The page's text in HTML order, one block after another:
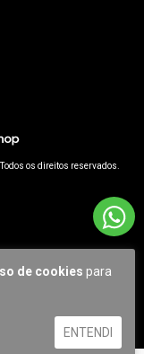
de cookies para
ENTENDI
os direitos reservados.